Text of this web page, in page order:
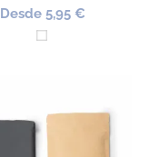
Desde 5,95 €
Blanco